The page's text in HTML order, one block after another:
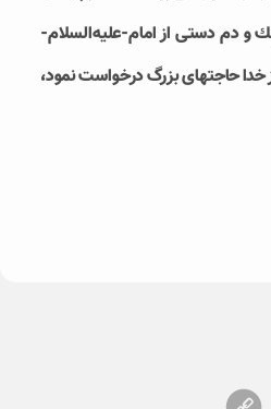
و دم دستى از امام-علیه‌السلام-
خدا حاجت‏هاى بزرگ درخواست نمود،